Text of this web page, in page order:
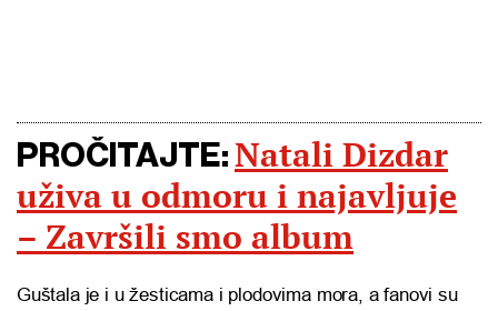
PROČITAJTE: Natali Dizdar
uživa u odmoru i najavljuje
– Završili smo album
Guštala je i u žesticama i plodovima mora, a fanovi su